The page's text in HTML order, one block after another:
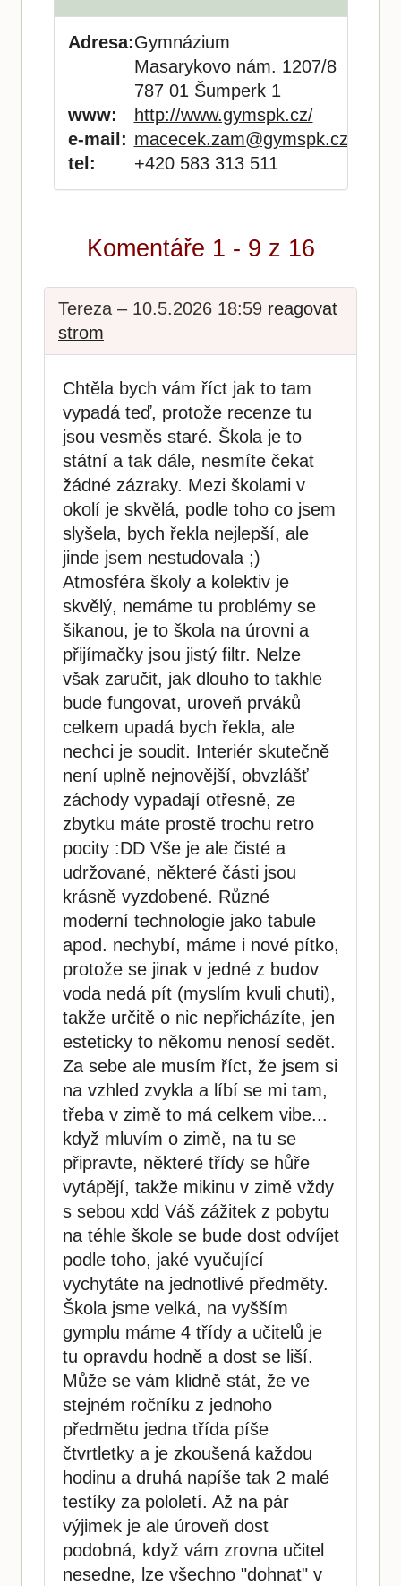
Adresa:Gymnázium
Masarykovo nám. 1207/8
787 01 Šumperk 1
www:
http://www.gymspk.cz/
e-mail: macecek.zam@gymspk.cz
tel:
+420 583 313 511
Komentáře 1 - 9 z 16
Tereza – 10.5.2026 18:59 reagovat
strom
Chtěla bych vám říct jak to tam
vypadá teď, protože recenze tu
jsou vesměs staré. Škola je to
státní a tak dále, nesmíte čekat
žádné zázraky. Mezi školami v
okolí je skvělá, podle toho co jsem
slyšela, bych řekla nejlepší, ale
jinde jsem nestudovala ;)
Atmosféra školy a kolektiv je
skvělý, nemáme tu problémy se
šikanou, je to škola na úrovni a
přijímačky jsou jistý filtr. Nelze
však zaručit, jak dlouho to takhle
bude fungovat, uroveň prváků
celkem upadá bych řekla, ale
nechci je soudit. Interiér skutečně
není uplně nejnovější, obvzlášť
záchody vypadají otřesně, ze
zbytku máte prostě trochu retro
pocity :DD Vše je ale čisté a
udržované, některé části jsou
krásně vyzdobené. Různé
moderní technologie jako tabule
apod. nechybí, máme i nové pítko,
protože se jinak v jedné z budov
voda nedá pít (myslím kvuli chuti),
takže určitě o nic nepřicházíte, jen
esteticky to někomu nenosí sedět.
Za sebe ale musím říct, že jsem si
na vzhled zvykla a líbí se mi tam,
třeba v zimě to má celkem vibe...
když mluvím o zimě, na tu se
připravte, některé třídy se hůře
vytápějí, takže mikinu v zimě vždy
s sebou xdd Váš zážitek z pobytu
na téhle škole se bude dost odvíjet
podle toho, jaké vyučující
vychytáte na jednotlivé předměty.
Škola jsme velká, na vyšším
gymplu máme 4 třídy a učitelů je
tu opravdu hodně a dost se liší.
Může se vám klidně stát, že ve
stejném ročníku z jednoho
předmětu jedna třída píše
čtvrtletky a je zkoušená každou
hodinu a druhá napíše tak 2 malé
testíky za pololetí. Až na pár
výjimek je ale úroveň dost
podobná, když vám zrovna učitel
nesedne, lze všechno "dohnat" v